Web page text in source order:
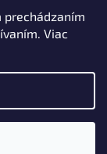
prechádzaním
Viac